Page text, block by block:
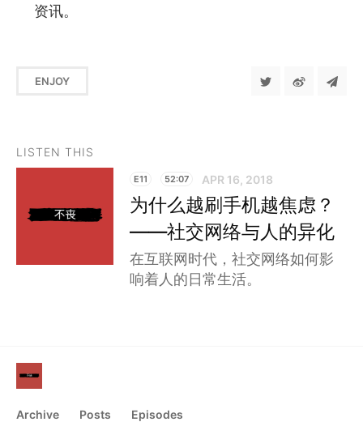
资讯。
ENJOY
LISTEN THIS
E11 52:07 APR 16, 2018
为什么越刷手机越焦虑？
——社交网络与人的异化
在互联网时代，社交网络如何影
响着人的日常生活。
Archive Posts Episodes